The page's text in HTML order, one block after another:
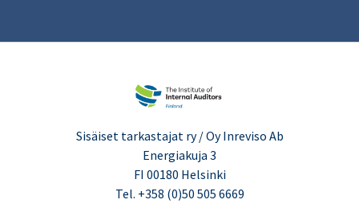
Sisäiset tarkastajat ry / Oy Inreviso Ab
Energiakuja 3
FI 00180 Helsinki
Tel. +358 (0)50 505 6669